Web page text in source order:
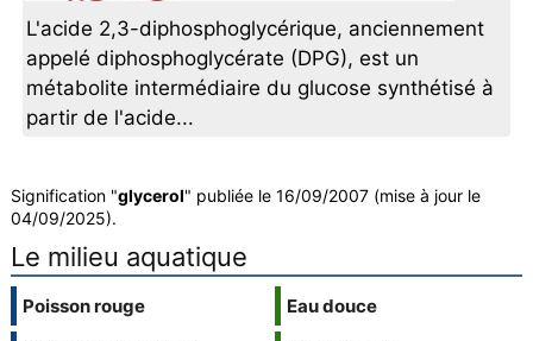
L'acide 2,3-diphosphoglycérique, anciennement
appelé diphosphoglycérate (DPG), est un
métabolite intermédiaire du glucose synthétisé à
partir de l'acide...
Signification "glycerol" publiée le 16/09/2007 (mise à jour le
04/09/2025).
Le milieu aquatique
Poisson rouge
Eau douce